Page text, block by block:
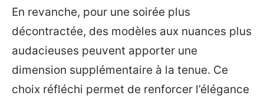
En revanche, pour une soirée plus
décontractée, des modèles aux nuances plus
audacieuses peuvent apporter une
dimension supplémentaire à la tenue. Ce
choix réfléchi permet de renforcer l’élégance